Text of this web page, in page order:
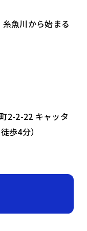
魚川から始まる
2-2-22 キャッタ
歩4分）